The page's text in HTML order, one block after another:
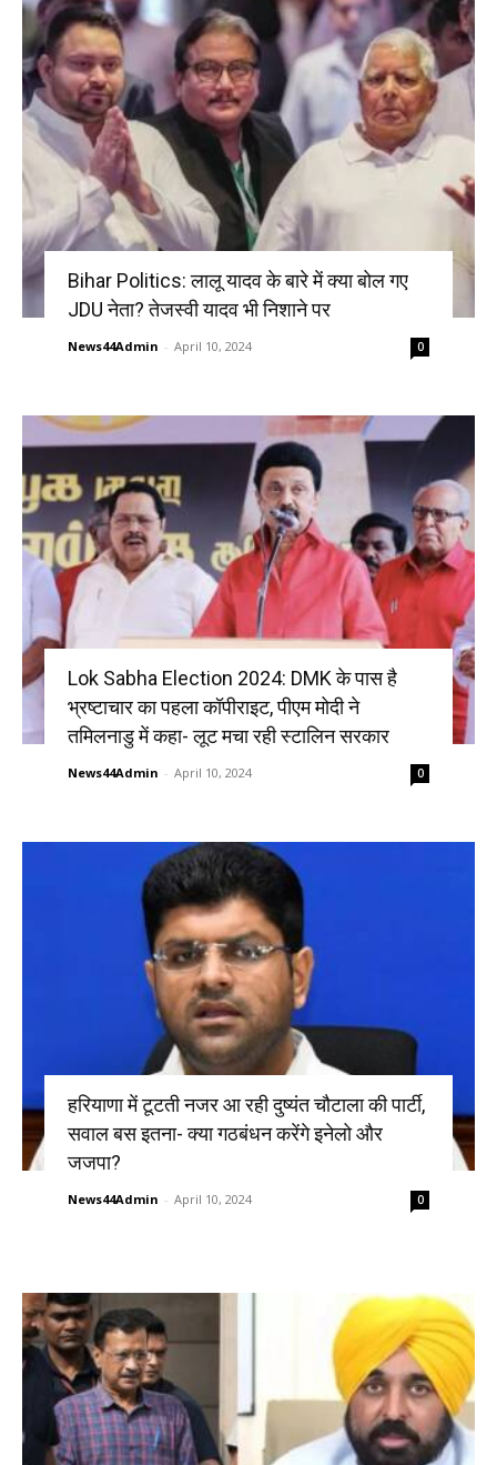
Bihar Politics: लालू यादव के बारे में क्या बोल गए
JDU नेता? तेजस्वी यादव भी निशाने पर
News44Admin - April 10, 2024 0
Lok Sabha Election 2024: DMK के पास है
भ्रष्टाचार का पहला कॉपीराइट, पीएम मोदी ने
तमिलनाडु में कहा- लूट मचा रही स्टालिन सरकार
News44Admin - April 10, 2024 0
हरियाणा में टूटती नजर आ रही दुष्यंत चौटाला की पार्टी,
सवाल बस इतना- क्या गठबंधन करेंगे इनेलो और
जजपा?
News44Admin - April 10, 2024 0